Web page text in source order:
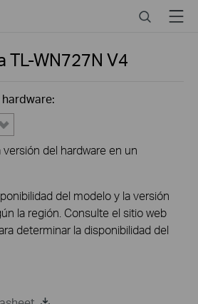
SearchMenu
TL-WN727N V4
del hardware en un
del modelo y la versión
la región. Consulte el sitio web
determinar la disponibilidad del